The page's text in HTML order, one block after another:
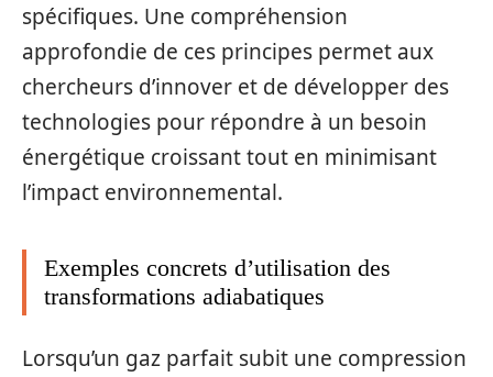
spécifiques. Une compréhension
approfondie de ces principes permet aux
chercheurs d’innover et de développer des
technologies pour répondre à un besoin
énergétique croissant tout en minimisant
l’impact environnemental.
Exemples concrets d’utilisation des
transformations adiabatiques
Lorsqu’un gaz parfait subit une compression